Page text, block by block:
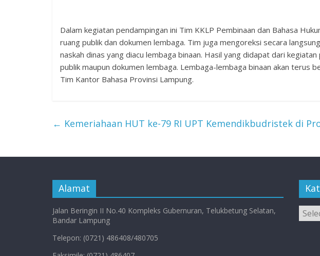
Dalam kegiatan pendampingan ini Tim KKLP Pembinaan dan Bahasa
ruang publik dan dokumen lembaga. Tim juga mengoreksi secara
naskah dinas yang diacu lembaga binaan. Hasil yang didapat dari
publik maupun dokumen lembaga. Lembaga-lembaga binaan akan terus
Tim Kantor Bahasa Provinsi Lampung.
← Kemeriahaan HUT ke-79 RI UPT Kemendikbudristek di
Alamat
Jalan Beringin II No.40 Kompleks Gubernuran, Telukbetung Selatan,
Bandar Lampung
Telepon: (0721) 486408/480705